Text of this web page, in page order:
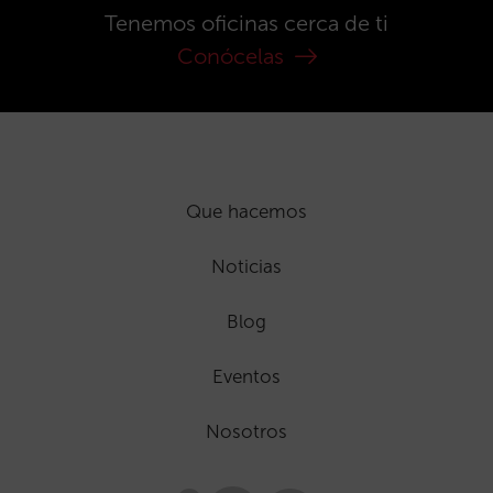
Tenemos oficinas cerca de ti
Conócelas
Que hacemos
Noticias
Blog
Eventos
Nosotros